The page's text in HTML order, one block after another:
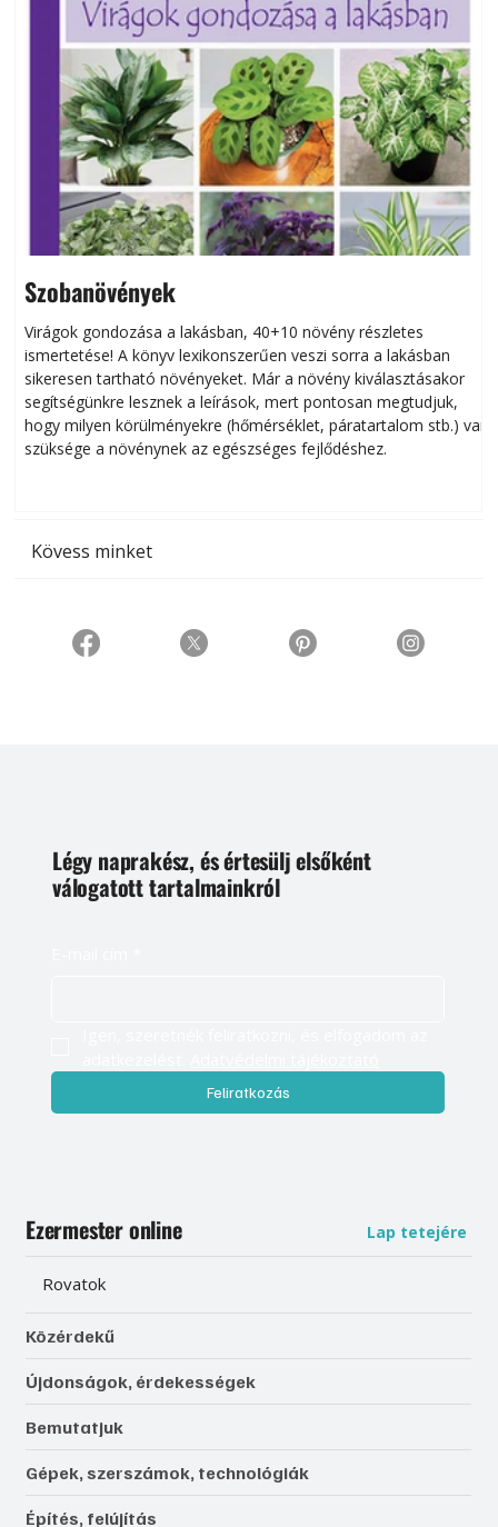
Szobanövények
Virágok gondozása a lakásban, 40+10 növény részletes
ismertetése! A könyv lexikonszerűen veszi sorra a lakásban
sikeresen tart­ha­tó növényeket. Már a növény kiválasztásakor
segítségünkre lesznek a leírások, mert pontosan megtudjuk,
hogy milyen körülményekre (hőmérséklet, páratartalom stb.) van
szüksége a növénynek az egészséges fejlődéshez.
Kövess minket
Légy naprakész, és értesülj elsőként
válogatott tartalmainkról
Feliratkozás
Ezermester online Lap tetejére
Rovatok
Közérdekű
Újdonságok, érdekességek
Bemutatjuk
Gépek, szerszámok, technológiák
Építés, felújítás